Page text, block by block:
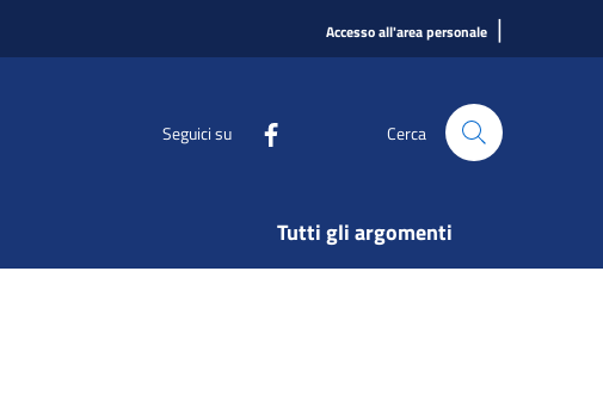
Accesso all'area personale |
Seguici su Cerca
Tutti gli argomenti